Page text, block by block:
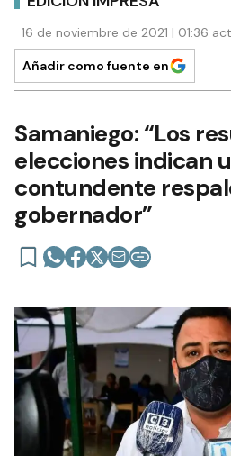
16 de noviembre de 2021 | 01:36
Añadir como fuente en
Samaniego: “Los
elecciones indican
contundente
gobernador”